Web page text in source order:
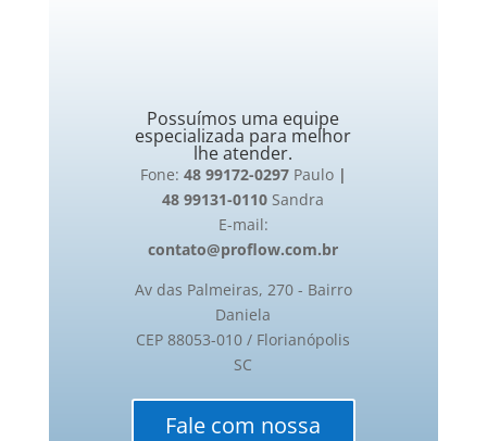
Possuímos uma equipe
especializada para melhor
lhe atender.
Fone: 48 99172-0297 Paulo |
48 99131-0110 Sandra
E-mail:
contato@proflow.com.br
Av das Palmeiras, 270 - Bairro
Daniela
CEP 88053-010 / Florianópolis
SC
Fale com nossa